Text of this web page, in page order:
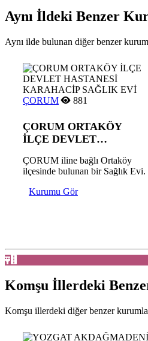
Aynı İldeki Benzer
Aynı ilde bulunan diğer benzer
ÇORUM 881
ÇORUM ORTAKÖY
İLÇE DEVLET
KARAHACİP SAĞLIK
EVİ
ÇORUM iline bağlı Ortaköy
ilçesinde bulunan bir Sağlık Evi.
Kurumu Gör
Komşu İllerdeki
Komşu illerdeki diğer benzer